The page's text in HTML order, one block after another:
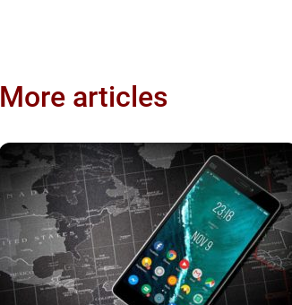
More articles